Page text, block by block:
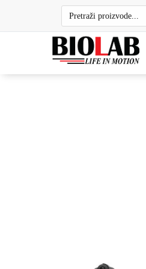
content